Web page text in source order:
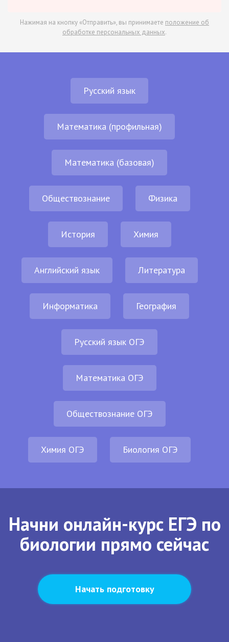
Нажимая на кнопку «Отправить», вы принимаете положение об
обработке персональных данных.
Русский язык
Математика (профильная)
Математика (базовая)
Обществознание Физика
История Химия
Английский язык Литература
Информатика География
Русский язык ОГЭ
Математика ОГЭ
Обществознание ОГЭ
Химия ОГЭ Биология ОГЭ
Начни онлайн-курс ЕГЭ по
биологии прямо сейчас
Начать подготовку